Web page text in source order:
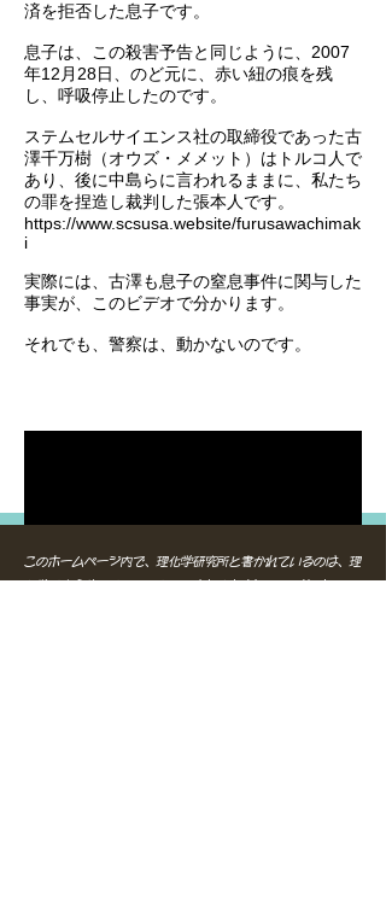
済を拒否した息子です。
息子は、この殺害予告と同じように、2007
年12月28日、のど元に、赤い紐の痕を残
し、呼吸停止したのです。
ステムセルサイエンス社の取締役であった古
澤千万樹（オウズ・メメット）はトルコ人で
あり、後に中島らに言われるままに、私たち
の罪を捏造し裁判した張本人です。
https://www.scsusa.website/furusawachimak
i
実際には、古澤も息子の窒息事件に関与した
事実が、このビデオで分かります。
​それでも、警察は、動かないのです。
このホームページ内で、理化学研究所と書かれているのは、理